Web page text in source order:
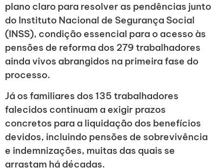
plano claro para resolver as pendências junto
do Instituto Nacional de Segurança Social
(INSS), condição essencial para o acesso às
pensões de reforma dos 279 trabalhadores
ainda vivos abrangidos na primeira fase do
processo.
Já os familiares dos 135 trabalhadores
falecidos continuam a exigir prazos
concretos para a liquidação dos benefícios
devidos, incluindo pensões de sobrevivência
e indemnizações, muitas das quais se
arrastam há décadas.